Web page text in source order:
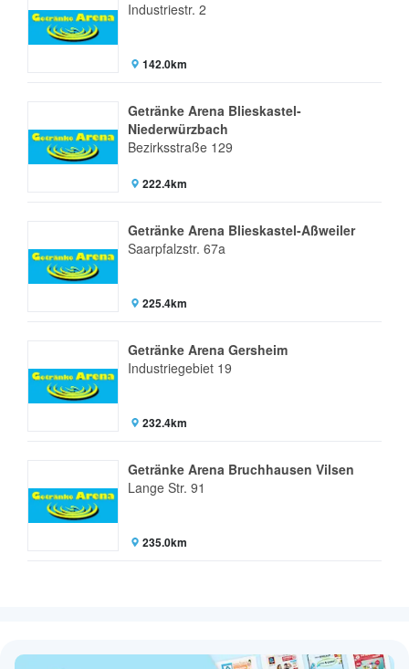
Industriestr. 2
142.0km
Getränke Arena Blieskastel-
Niederwürzbach
Bezirksstraße 129
222.4km
Getränke Arena Blieskastel-Aßweiler
Saarpfalzstr. 67a
225.4km
Getränke Arena Gersheim
Industriegebiet 19
232.4km
Getränke Arena Bruchhausen Vilsen
Lange Str. 91
235.0km